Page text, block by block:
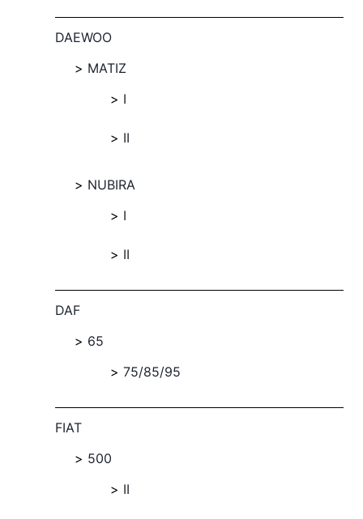
DAEWOO
MATIZ
I
II
NUBIRA
I
II
DAF
65
75/85/95
FIAT
500
II